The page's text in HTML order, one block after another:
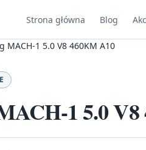
Strona główna Blog
MACH-1 5.0 V8 460KM A10
1 5.0